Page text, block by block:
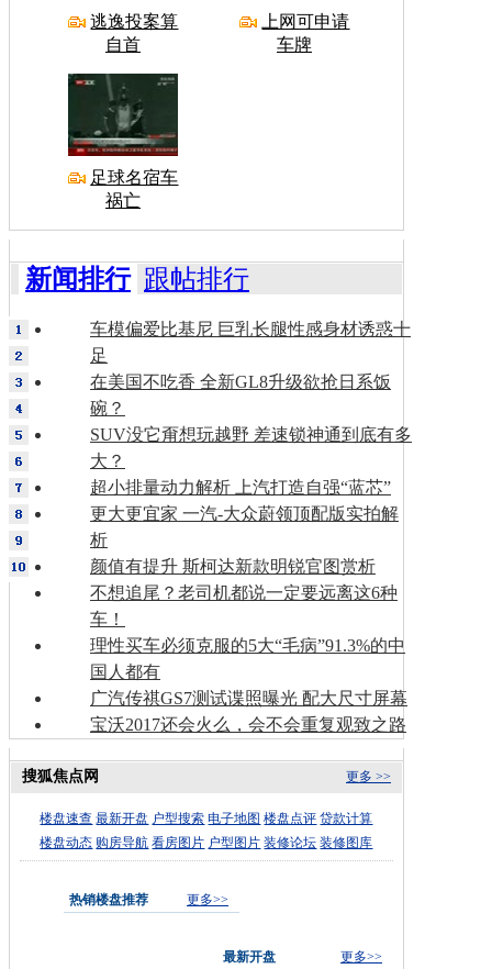
逃逸投案算
自首
上网可申请
车牌
足球名宿车
祸亡
新闻排行 跟帖排行
车模偏爱比基尼 巨乳长腿性感身材诱惑十
足
在美国不吃香 全新GL8升级欲抢日系饭
碗？
SUV没它甭想玩越野 差速锁神通到底有多
大？
超小排量动力解析 上汽打造自强“蓝芯”
更大更宜家 一汽-大众蔚领顶配版实拍解
析
颜值有提升 斯柯达新款明锐官图赏析
不想追尾？老司机都说一定要远离这6种
车！
理性买车必须克服的5大“毛病”91.3%的中
国人都有
广汽传祺GS7测试谍照曝光 配大尺寸屏幕
宝沃2017还会火么，会不会重复观致之路
更多 >>
搜狐焦点网
楼盘速查 最新开盘 户型搜索 电子地图 楼盘点评 贷款计算
楼盘动态 购房导航 看房图片 户型图片 装修论坛 装修图库
热销楼盘推荐 更多>>
最新开盘
更多>>